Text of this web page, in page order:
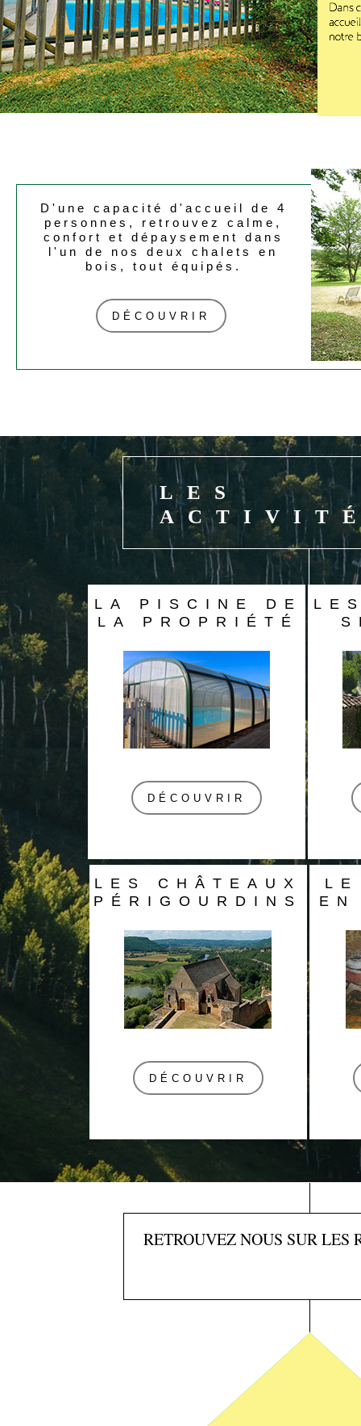
D'une capacité d'accueil de 4
personnes, retrouvez calme,
confort et dépaysement dans
l'un de nos deux chalets en
bois, tout équipés.
DÉCOUVRIR
LES
LA PISCINE DE
LA PROPRIÉTÉ
DÉCOUVRIR
LES CHÂTEAUX
PÉRIGOURDINS
DÉCOUVRIR
EN
RETROUVEZ NOUS SUR LES